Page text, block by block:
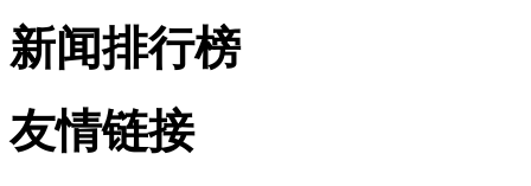
新闻排行榜
友情链接